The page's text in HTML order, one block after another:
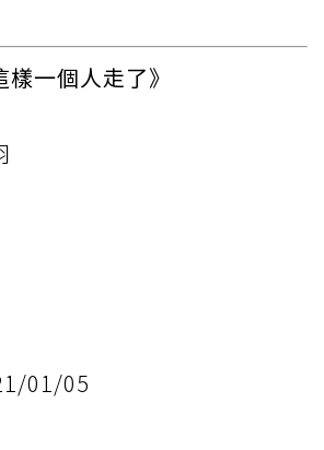
樣一個人走了》
01/05